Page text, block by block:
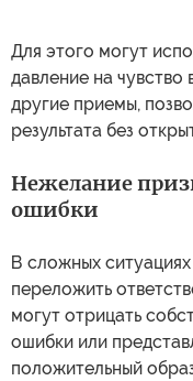
Для этого могут
давление на
другие приемы,
результата без
Нежелание
ошибки
В сложных
переложить
могут отрицать
ошибки или
положительный